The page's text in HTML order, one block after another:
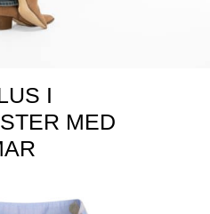
I
MED